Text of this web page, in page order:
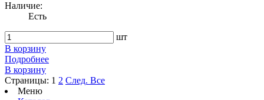
Наличие:
Есть
шт
В корзину
Подробнее
В корзину
Страницы: 1 2 След. Все
Меню